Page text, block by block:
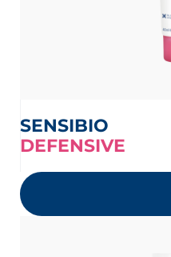
SENSIBIO
DEFENSIVE